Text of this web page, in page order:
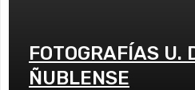
FOTOGRAFÍAS U.
ÑUBLENSE